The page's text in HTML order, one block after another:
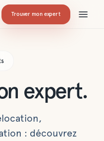
Trouver mon expert
expert.
: découvrez